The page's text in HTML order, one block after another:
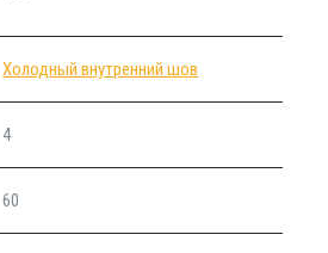
Холодный внутренний шов
4
60